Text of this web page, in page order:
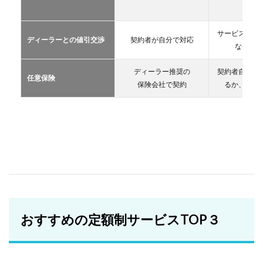
ング
2.4
ー
ディーラーとの値引交渉 契約者が自分で対応
サービス提供
な条件
任意保険
ディーラー推奨の
保険会社で契約
契約者自が自
るか、契約
おすすめの定額制サービスTOP３